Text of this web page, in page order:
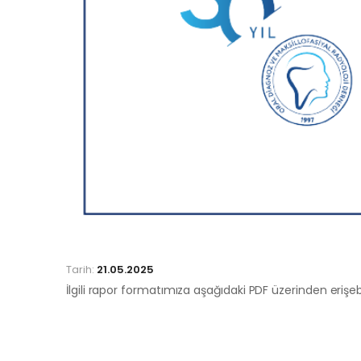
Tarih: 21.05.2025
İlgili rapor formatımıza aşağıdaki PDF üzerinden